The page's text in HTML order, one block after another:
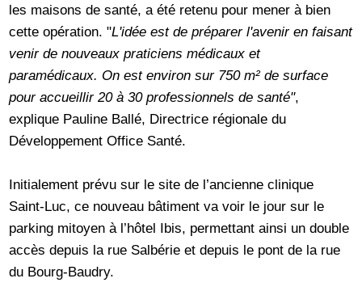
les maisons de santé, a été retenu pour mener à bien
cette opération. "L'idée est de préparer l'avenir en faisant
venir de nouveaux praticiens médicaux et
paramédicaux. On est environ sur 750 m² de surface
pour accueillir 20 à 30 professionnels de santé",
explique Pauline Ballé, Directrice régionale du
Développement Office Santé.
Initialement prévu sur le site de l’ancienne clinique
Saint-Luc, ce nouveau bâtiment va voir le jour sur le
parking mitoyen à l’hôtel Ibis, permettant ainsi un double
accès depuis la rue Salbérie et depuis le pont de la rue
du Bourg-Baudry.